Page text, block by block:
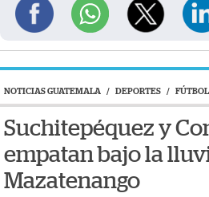
NOTICIAS GUATEMALA / DEPORTES /
Suchitepéquez y
empatan bajo la
Mazatenango